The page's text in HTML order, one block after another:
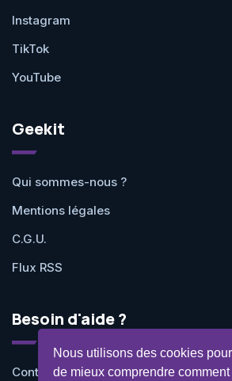
Nous utilisons des cookies
de mieux comprendre
Instagram
TikTok
YouTube
Geekit
Qui sommes-nous ?
Mentions légales
C.G.U.
Flux RSS
Besoin d'aide ?
Contactez-nous